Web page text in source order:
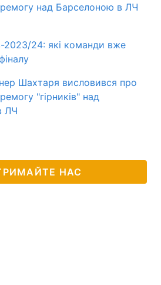
над Барселоною в ЛЧ
2023/24: які команди вже
Шахтаря висловився про
"гірників" над
ЛЧ
НАС